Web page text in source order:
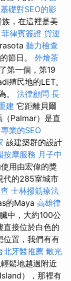
礎對SEO的影
，在這裡是美
菲律賓簽證 貨運
聽力檢查
節日。 外燴茶
第一個，第19
殖民地的LET。
。 法律顧問 長
建 它距離貝爾
Palmar）是直
專業的SEO
該建築群的設計
按摩服務 月子中
用由宏偉的獎
代的285室城市
士林撥筋療法
的Maya 高雄律
中，大約100公
直接位於白色的
位置，我們有有
北牙醫推薦 散光
鬆地越過附近
Island），那裡有